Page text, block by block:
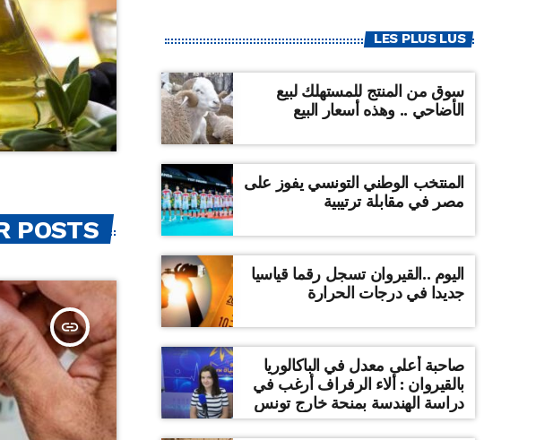
POSTS
insert_link
LES PLUS LUS
سوق من المنتج للمستهلك لبيع
الأضاحي .. وهذه أسعار البيع
المنتخب الوطني التونسي يفوز على
مصر في مقابلة ترتيبية
اليوم ..القيروان تسجل رقما قياسيا
جديدا في درجات الحرارة
صاحبة أعلى معدل في الباكالوريا
بالقيروان : ألاء الرفراف أرغب في
دراسة الهندسة بمنحة خارج تونس